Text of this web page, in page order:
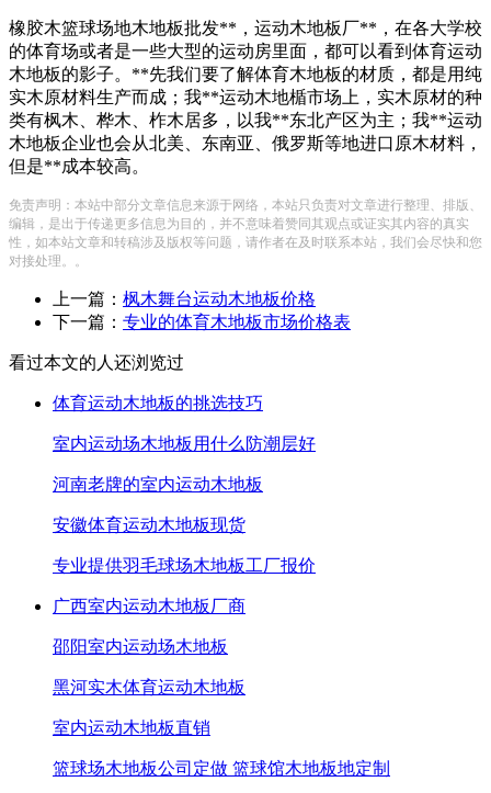
橡胶木篮球场地木地板批发**，运动木地板厂**，在各大学校
的体育场或者是一些大型的运动房里面，都可以看到体育运动
木地板的影子。**先我们要了解体育木地板的材质，都是用纯
实木原材料生产而成；我**运动木地楯市场上，实木原材的种
类有枫木、桦木、柞木居多，以我**东北产区为主；我**运动
木地板企业也会从北美、东南亚、俄罗斯等地进口原木材料，
但是**成本较高。
免责声明：本站中部分文章信息来源于网络，本站只负责对文章进行整理、排版、
编辑，是出于传递更多信息为目的，并不意味着赞同其观点或证实其内容的真实
性，如本站文章和转稿涉及版权等问题，请作者在及时联系本站，我们会尽快和您
对接处理。。
上一篇： 枫木舞台运动木地板价格
下一篇： 专业的体育木地板市场价格表
看过本文的人还浏览过
体育运动木地板的挑选技巧
室内运动场木地板用什么防潮层好
河南老牌的室内运动木地板
安徽体育运动木地板现货
专业提供羽毛球场木地板工厂报价
广西室内运动木地板厂商
邵阳室内运动场木地板
黑河实木体育运动木地板
室内运动木地板直销
篮球场木地板公司定做 篮球馆木地板地定制